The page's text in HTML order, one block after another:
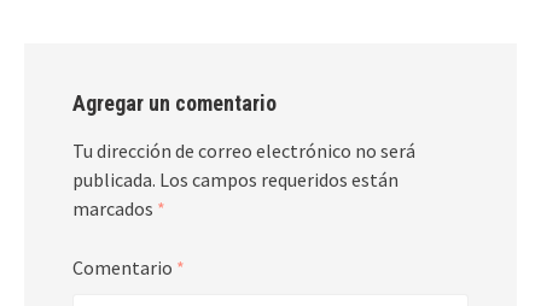
Agregar un comentario
Tu dirección de correo electrónico no será
publicada. Los campos requeridos están
marcados *
Comentario *